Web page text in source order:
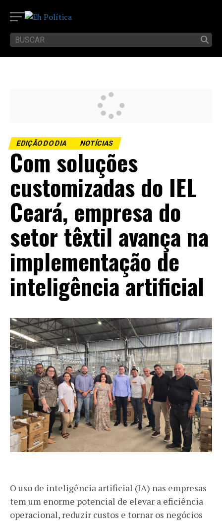
EDIÇÃO DO DIA NOTÍCIAS
Com soluções
customizadas do IEL
Ceará, empresa do
setor têxtil avança na
implementação de
inteligência artificial
O uso de inteligência artificial (IA) nas empresas
tem um enorme potencial de elevar a eficiência
operacional, reduzir custos e tornar os negócios